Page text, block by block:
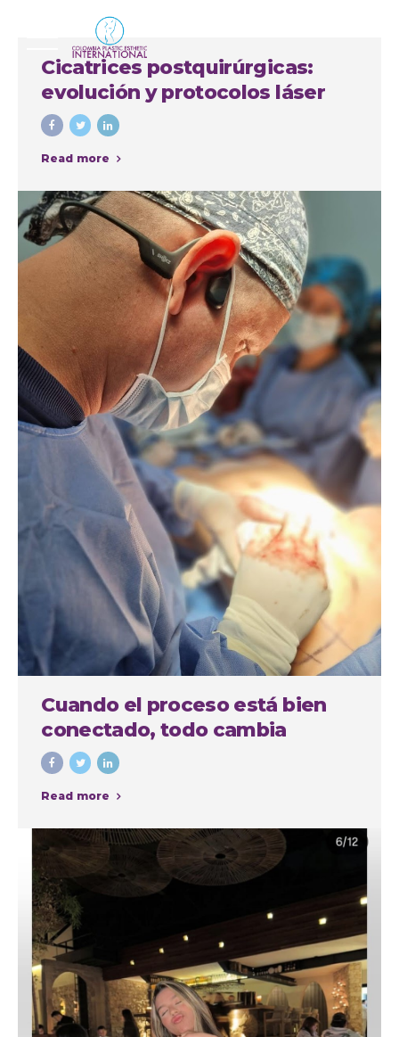
Cicatrices postquirúrgicas:
evolución y protocolos láser
Read more
Cuando el proceso está bien
conectado, todo cambia
Read more